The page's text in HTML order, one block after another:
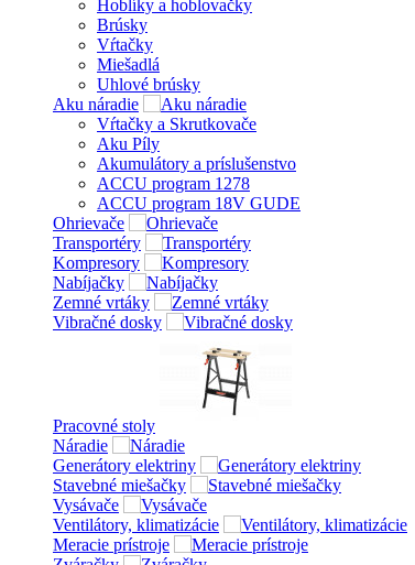
Hoblíky a hoblovačky
Brúsky
Vŕtačky
Miešadlá
Uhlové brúsky
Aku náradie
Vŕtačky a Skrutkovače
Aku Píly
Akumulátory a príslušenstvo
ACCU program 1278
ACCU program 18V GUDE
Ohrievače
Transportéry
Kompresory
Nabíjačky
Zemné vrtáky
Vibračné dosky
Pracovné stoly
Náradie
Generátory elektriny
Stavebné miešačky
Vysávače
Ventilátory, klimatizácie
Meracie prístroje